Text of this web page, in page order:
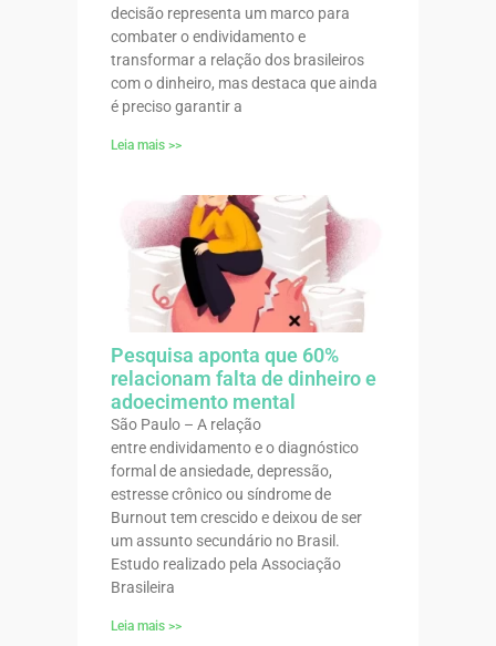
decisão representa um marco para
combater o endividamento e
transformar a relação dos brasileiros
com o dinheiro, mas destaca que ainda
é preciso garantir a
Leia mais >>
Pesquisa aponta que 60%
relacionam falta de dinheiro e
adoecimento mental
São Paulo – A relação
entre endividamento e o diagnóstico
formal de ansiedade, depressão,
estresse crônico ou síndrome de
Burnout tem crescido e deixou de ser
um assunto secundário no Brasil.
Estudo realizado pela Associação
Brasileira
Leia mais >>